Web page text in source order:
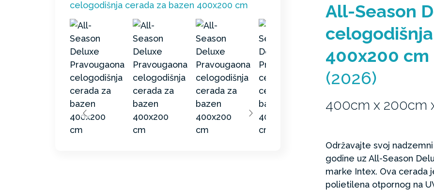
All-Season
400x200 cm
(2026)
400cm x 200cm
Održavajte svoj
godine uz All-Season
marke Intex. Ova cerada
polietilena otpornog na